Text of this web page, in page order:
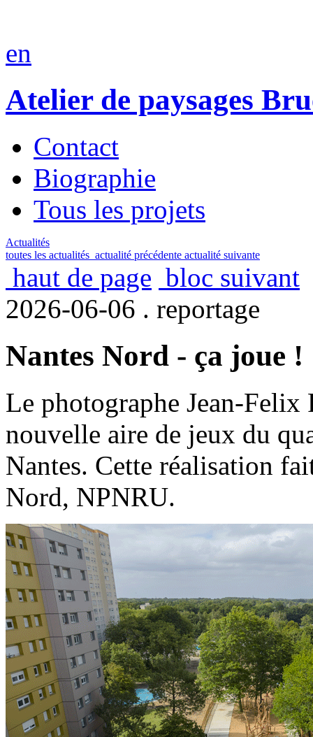
en
Atelier de paysages
Contact
Biographie
Tous les projets
Actualités
toutes les actualités actualité précédente actualité suivante
haut de page bloc suivant
2026-06-06 . reportage
Nantes Nord - ça joue !
Le photographe Jean-
nouvelle aire de jeux du
Nantes. Cette réalisation
Nord, NPNRU.